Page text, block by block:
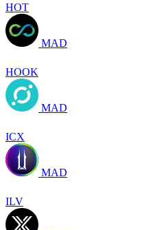
HOT
MAD
HOOK
MAD
ICX
MAD
ILV